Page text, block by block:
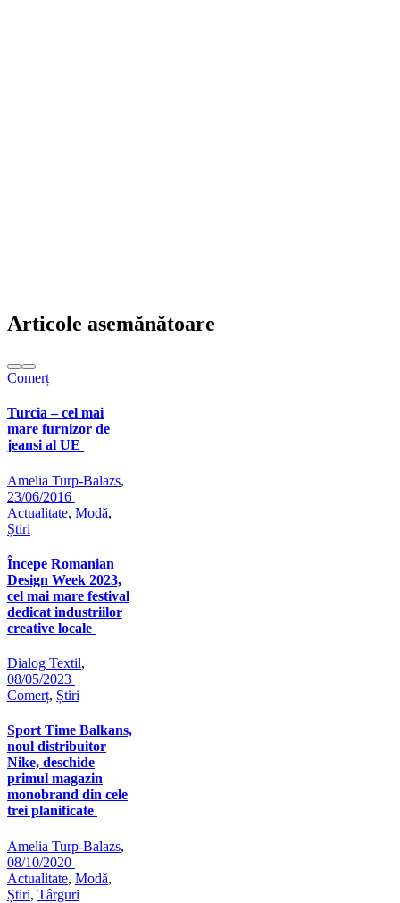
Articole asemănătoare
Comerț
Turcia – cel mai
mare furnizor de
jeansi al UE
Amelia Turp-Balazs,
23/06/2016
Actualitate, Modă,
Știri
Începe Romanian
Design Week 2023,
cel mai mare festival
dedicat industriilor
creative locale
Dialog Textil,
08/05/2023
Comerț, Știri
Sport Time Balkans,
noul distribuitor
Nike, deschide
primul magazin
monobrand din cele
trei planificate
Amelia Turp-Balazs,
08/10/2020
Actualitate, Modă,
Știri, Târguri